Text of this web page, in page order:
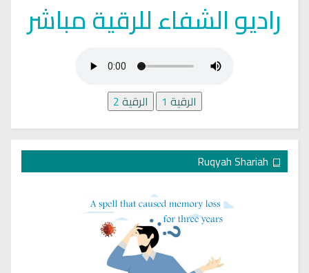
راديو الشفاء للرقية مباشر
الرقية 1 الرقية2